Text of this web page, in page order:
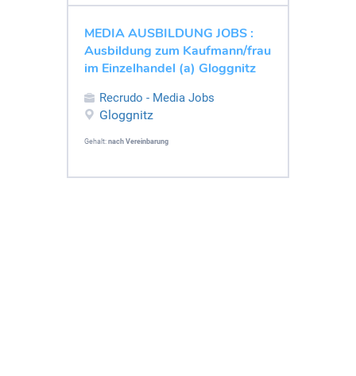
MEDIA AUSBILDUNG JOBS :
Ausbildung zum Kaufmann/frau
im Einzelhandel (a) Gloggnitz
Recrudo - Media Jobs
Gloggnitz
Gehalt: nach Vereinbarung